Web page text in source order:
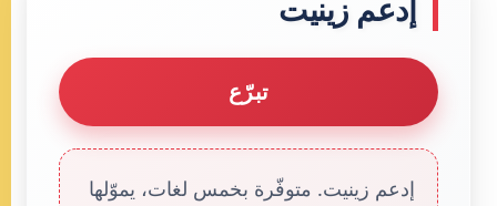
إدعم زينيت
تبرّع
إدعم زينيت. متوفّرة بخمس لغات، يموّلها